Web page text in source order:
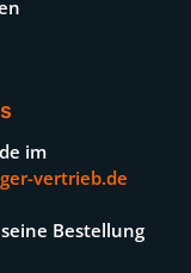
im
vertrieb.de
Bestellung